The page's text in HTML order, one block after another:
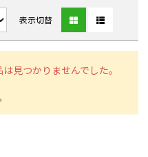
表示切替
見つかりませんでした。